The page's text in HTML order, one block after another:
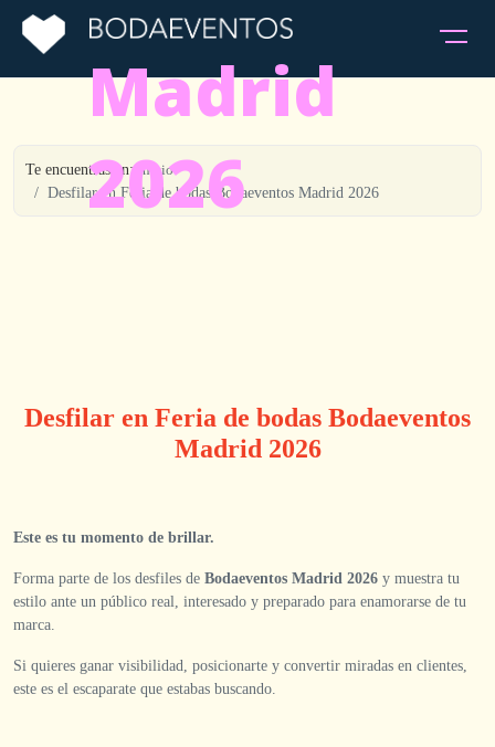
Madrid
2026
Te encuentras en: Inicio
Desfilar en Feria de bodas Bodaeventos Madrid 2026
Desfilar en Feria de bodas Bodaeventos
Madrid 2026
Este es tu momento de brillar.
Forma parte de los desfiles de Bodaeventos Madrid 2026 y muestra tu
estilo ante un público real, interesado y preparado para enamorarse de tu
marca.
Si quieres ganar visibilidad, posicionarte y convertir miradas en clientes,
este es el escaparate que estabas buscando.